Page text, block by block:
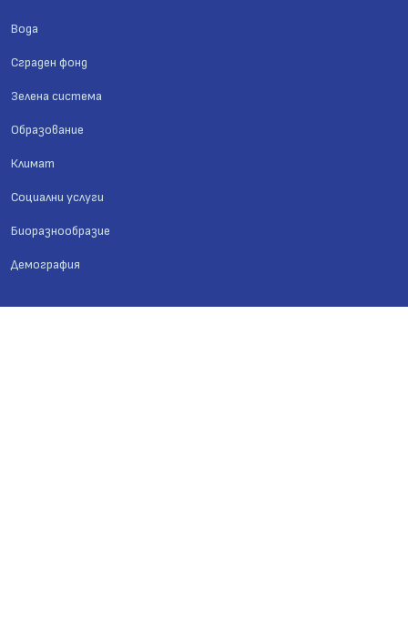
Вода
Сграден фонд
Зелена система
Образование
Климат
Социални услуги
Биоразнообразие
Демография